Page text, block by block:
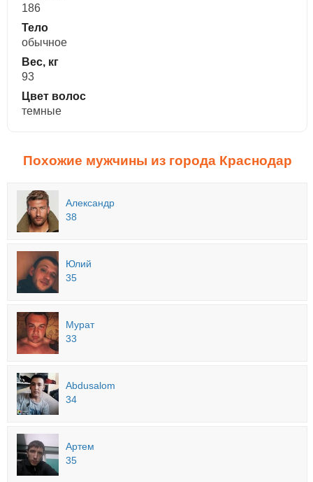
186
Тело
обычное
Вес, кг
93
Цвет волос
темные
Похожие мужчины из города Краснодар
Александр
38
Юлий
35
Мурат
33
Abdusalom
34
Артем
35